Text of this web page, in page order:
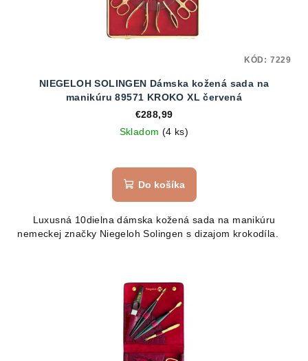
NIEGELOH SOLINGEN Dámska kožená sada na
manikúru 89571 KROKO XL červená
€288,99
Skladom (4 ks)
Do košíka
Luxusná 10dielna dámska kožená sada na manikúru
nemeckej značky Niegeloh Solingen s dizajom krokodíla.
KÓD: 7229